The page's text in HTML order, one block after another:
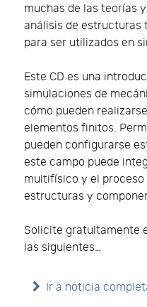
muchas de las teorías
análisis de estructuras
para ser utilizados en
Este CD es una
simulaciones de
cómo pueden
elementos finitos.
pueden configurarse
este campo puede
multifísico y el proceso
estructuras y
Solicite gratuitamente
las siguientes…
Ir a noticia